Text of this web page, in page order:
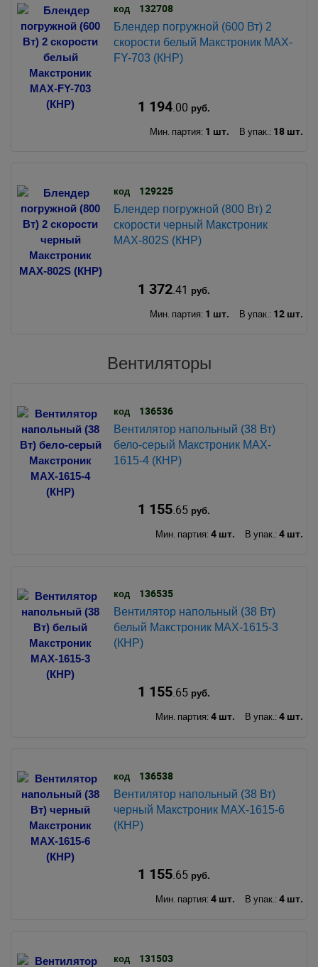
код 132708
Блендер погружной (600 Вт) 2
скорости белый Макстроник MAX-
FY-703 (КНР)
1 194.00 руб.
Мин. партия: 1 шт. В упак.: 18 шт.
код 129225
Блендер погружной (800 Вт) 2
скорости черный Макстроник
MAX-802S (КНР)
1 372.41 руб.
Мин. партия: 1 шт. В упак.: 12 шт.
Вентиляторы
код 136536
Вентилятор напольный (38 Вт)
бело-серый Макстроник MAX-
1615-4 (КНР)
1 155.65руб.
Мин. партия: 4 шт. В упак.: 4 шт.
код 136535
Вентилятор напольный (38 Вт)
белый Макстроник MAX-1615-3
(КНР)
1 155.65руб.
Мин. партия: 4 шт. В упак.: 4 шт.
код 136538
Вентилятор напольный (38 Вт)
черный Макстроник MAX-1615-6
(КНР)
1 155.65руб.
Мин. партия: 4 шт. В упак.: 4 шт.
код 131503